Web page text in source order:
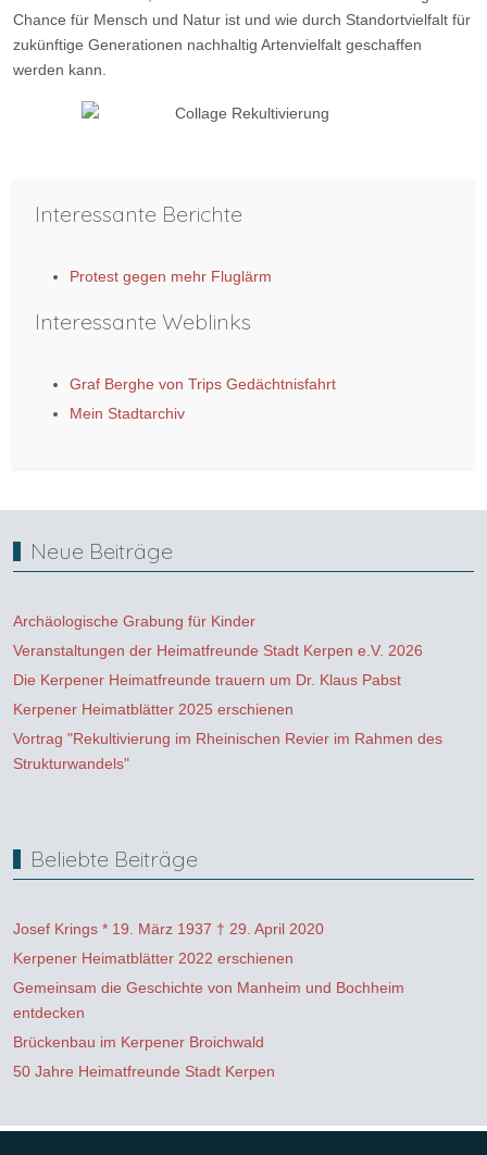
Chance für Mensch und Natur ist und wie durch Standortvielfalt für
zukünftige Generationen nachhaltig Artenvielfalt geschaffen
werden kann.
Interessante Berichte
Protest gegen mehr Fluglärm
Interessante Weblinks
Graf Berghe von Trips Gedächtnisfahrt
Mein Stadtarchiv
Neue Beiträge
Archäologische Grabung für Kinder
Veranstaltungen der Heimatfreunde Stadt Kerpen e.V. 2026
Die Kerpener Heimatfreunde trauern um Dr. Klaus Pabst
Kerpener Heimatblätter 2025 erschienen
Vortrag "Rekultivierung im Rheinischen Revier im Rahmen des
Strukturwandels"
Beliebte Beiträge
Josef Krings * 19. März 1937 † 29. April 2020
Kerpener Heimatblätter 2022 erschienen
Gemeinsam die Geschichte von Manheim und Bochheim
entdecken
Brückenbau im Kerpener Broichwald
50 Jahre Heimatfreunde Stadt Kerpen